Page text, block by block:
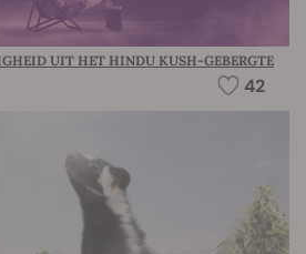
UIT HET HINDU KUSH-GEBERGTE
42